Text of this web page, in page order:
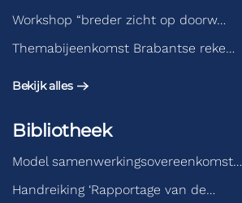
Workshop “breder zicht op doorw…
Themabijeenkomst Brabantse reke…
Bekijk alles
Bibliotheek
Model samenwerkingsovereenkomst…
Handreiking ‘Rapportage van de…